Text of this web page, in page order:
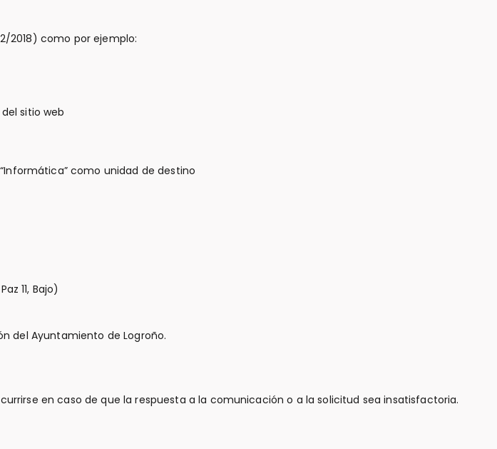
2018) como por ejemplo:
sitio web
como unidad de destino
11, Bajo)
del Ayuntamiento de Logroño.
en caso de que la respuesta a la comunicación o a la solicitud sea insatisfactoria.